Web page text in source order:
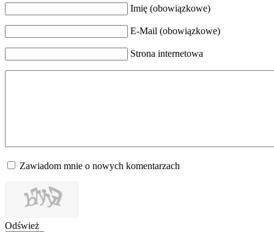
Imię (obowiązkowe)
E-Mail (obowiązkowe)
Strona internetowa
Zawiadom mnie o nowych komentarzach
Odśwież